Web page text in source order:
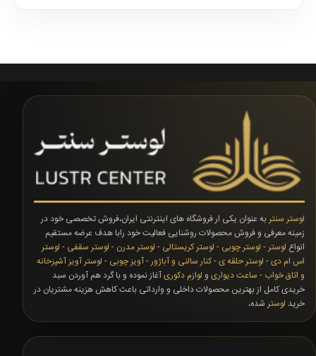
لوستر سنتر به عنوان یکی ار فروشگاه های اینترنتی ایران،فروش تخصصی خود در
زمینه معرفی و فروش محصولات روشنایی فعالیت خود رابا هدف عرضه مستقیم
انواع لوستر - لوستر چوبی - لوستر کریستالی - لوستر مدرن - لوستر سقفی - لوستر
اس ام دی- لوستر حلقه ی-کنار سالنی و آباژور-آویز چوبی - لوستر آویز آشپزخانه
و اتاق خواب - ساعت دیواری و لوازم دکوریآغاز نموده و با گرد هم آوردن سبد
خریدی کامل از بهترین محصولات داخلی و وارداتی باعث کاهش هزینه مشتریان در
خرید لوستر شده،